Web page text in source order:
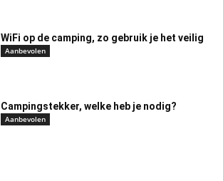
WiFi op de camping, zo gebruik je het veilig
Aanbevolen
Campingstekker, welke heb je nodig?
Aanbevolen